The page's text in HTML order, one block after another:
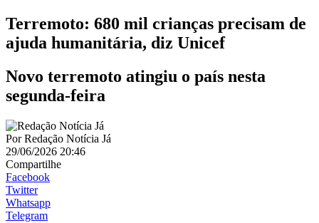
Terremoto: 680 mil crianças precisam de
ajuda humanitária, diz Unicef
Novo terremoto atingiu o país nesta
segunda-feira
PorRedação Notícia Já
29/06/2026 20:46
Compartilhe
Facebook
Twitter
Whatsapp
Telegram